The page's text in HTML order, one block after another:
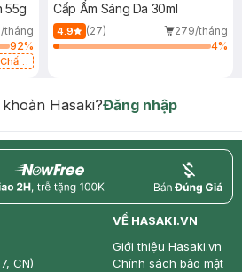
55g
tháng
92%
Cấp Ẩm Sáng Da 30ml
4.9 (27)
279/tháng
4%
Hasaki?Đăng nhập
price
CN)
VỀ HASAKI.VN
Giới thiệu Hasaki.vn
Chính sách bảo mật